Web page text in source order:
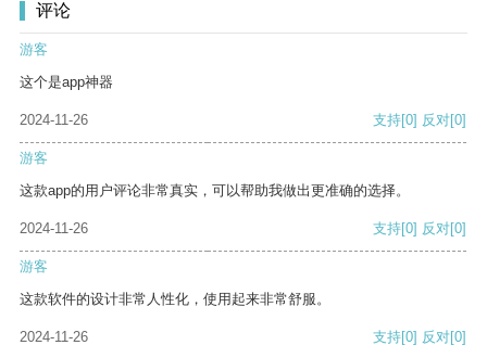
评论
游客
这个是app神器
2024-11-26 支持[0] 反对[0]
游客
这款app的用户评论非常真实，可以帮助我做出更准确的选择。
2024-11-26 支持[0] 反对[0]
游客
这款软件的设计非常人性化，使用起来非常舒服。
2024-11-26 支持[0] 反对[0]